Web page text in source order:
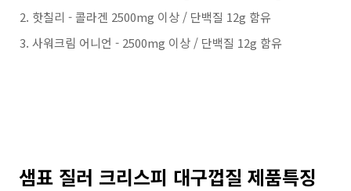
핫칠리 - 콜라겐 2500mg 이상 / 단백질 12g 함유
사워크림 어니언 - 2500mg 이상 / 단백질 12g 함유
샘표 질러 크리스피 대구껍질 제품특징